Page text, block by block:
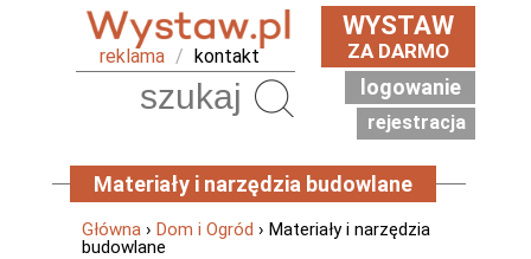
reklama / kontakt
WYSTAW
ZA DARMO
logowanie
rejestracja
Materiały i narzędzia budowlane
Główna › Dom i Ogród › Materiały i narzędzia
budowlane